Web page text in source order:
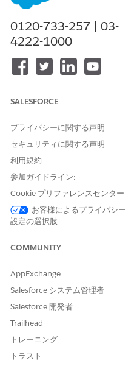
認します。
受入属性
得します。
Building (建物): プリンター
レベル。
Printer Name (プリンター
の名前または一意の識別子。
Issue Details (問題の詳細):
れる特定の問題に関する詳細
インシデントの解決
このサービスプロセスでは、イ
このテンプレートには、受入ま
インテグレーションは含まれま
要求の取得方法と履行方法を定
0120-733-257 | 03-
4222-1000
SALESFORCE
プライバシーに関する声明
セキュリティに関する声明
利用規約
参加ガイドライン:
Cookie プリファレンスセンター
お客様によるプライバシー
設定の選択肢
COMMUNITY
AppExchange
Salesforce システム管理者
Salesforce 開発者
Trailhead
トレーニング
トラスト